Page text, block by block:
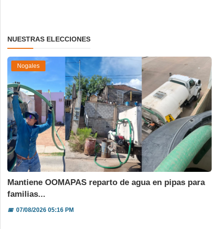
NUESTRAS ELECCIONES
Nogales
Mantiene OOMAPAS reparto de agua en pipas para
familias...
📅07/08/2026 05:16 PM